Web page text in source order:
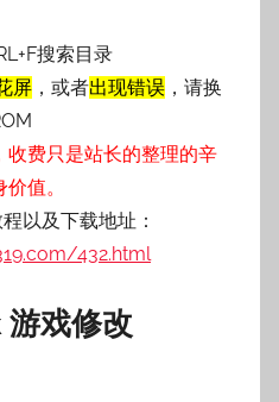
搜索目录
屏 ，或者出现错误 ，请换
收费只是站长的整理的辛
值。
以及下载地址：
432.html
戏修改